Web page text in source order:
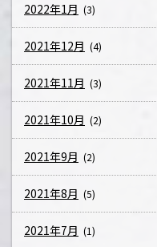
2022年1月 (3)
2021年12月 (4)
2021年11月 (3)
2021年10月 (2)
2021年9月 (2)
2021年8月 (5)
2021年7月 (1)